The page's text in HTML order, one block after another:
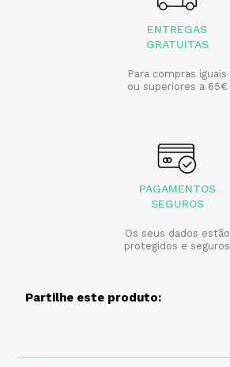
ENTREGAS
GRATUITAS
Para compras iguais
ou superiores a 65€
PAGAMENTOS
SEGUROS
Os seus dados estão
protegidos e seguros
Partilhe este produto: